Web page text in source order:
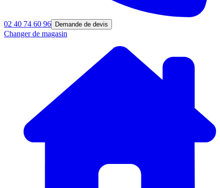
02 40 74 60 96 Demande de devis
Changer de magasin